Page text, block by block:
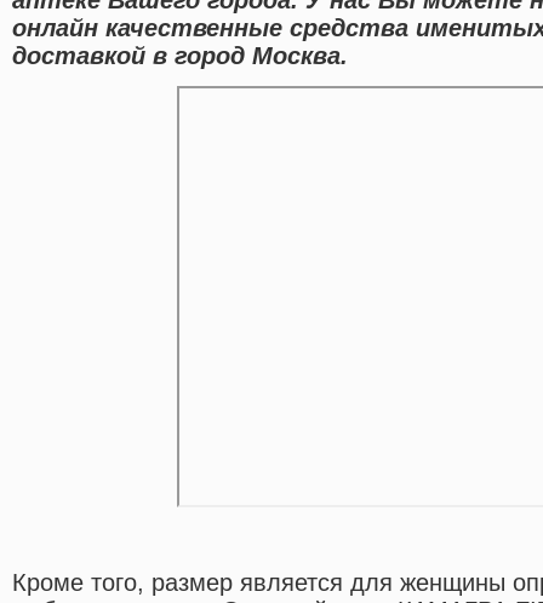
онлайн качественные средства
доставкой в город Москва.
Кроме того, размер является для женщины